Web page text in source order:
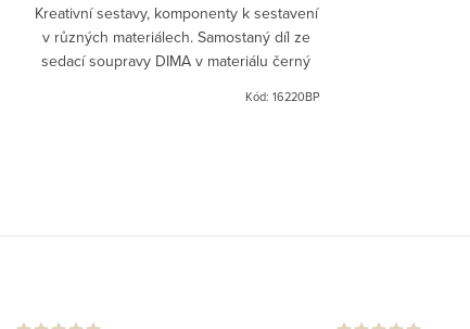
Kreativní sestavy, komponenty k sestavení
v různých materiálech. Samostaný díl ze
sedací soupravy DIMA v materiálu černý
Kód: 16220BP